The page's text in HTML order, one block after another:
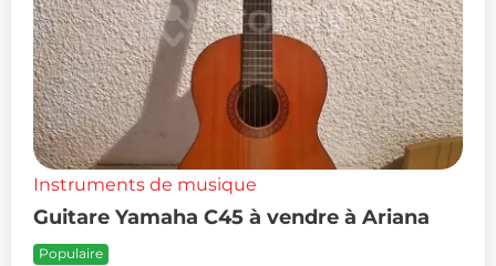
Instruments de musique
Guitare Yamaha C45 à vendre à Ariana
Populaire